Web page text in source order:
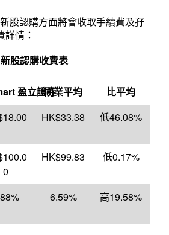
股認購方面將會收取手續費及孖
情：
新股認購收費表
盈立證券同業平均
比平均
HK$33.38 低46.08%
0
HK$99.83 低0.17%
6.59% 高19.58%